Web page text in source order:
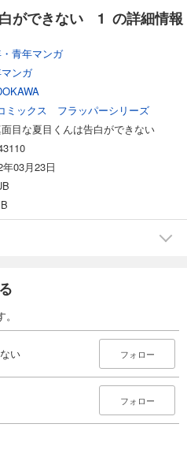
ができない 1 の詳細情報
青年マンガ
ンガ
ミックス フラッパーシリーズ
目な夏目くんは告白ができない
年03月23日
い フォロー
フォロー